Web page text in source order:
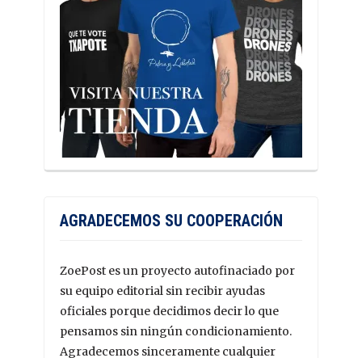
AGRADECEMOS SU COOPERACIÓN
ZoePost es un proyecto autofinaciado por
su equipo editorial sin recibir ayudas
oficiales porque decidimos decir lo que
pensamos sin ningún condicionamiento.
Agradecemos sinceramente cualquier